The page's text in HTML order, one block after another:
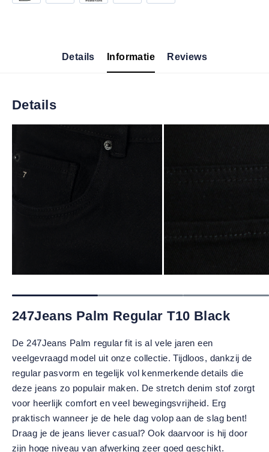
Details Informatie Reviews
Details
247Jeans Palm Regular T10 Black
De 247Jeans Palm regular fit is al vele jaren een
veelgevraagd model uit onze collectie. Tijdloos, dankzij de
regular pasvorm en tegelijk vol kenmerkende details die
deze jeans zo populair maken. De stretch denim stof zorgt
voor heerlijk comfort en veel bewegingsvrijheid. Erg
praktisch wanneer je de hele dag volop aan de slag bent!
Draag je de jeans liever casual? Ook daarvoor is hij door
zijn hoge niveau van afwerking zeer goed geschikt.